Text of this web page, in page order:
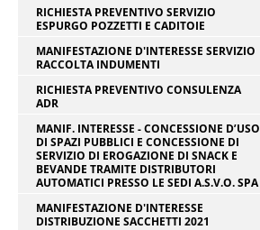
RICHIESTA PREVENTIVO SERVIZIO
ESPURGO POZZETTI E CADITOIE
MANIFESTAZIONE D'INTERESSE SERVIZIO
RACCOLTA INDUMENTI
RICHIESTA PREVENTIVO CONSULENZA
ADR
MANIF. INTERESSE - CONCESSIONE D’USO
DI SPAZI PUBBLICI E CONCESSIONE DI
SERVIZIO DI EROGAZIONE DI SNACK E
BEVANDE TRAMITE DISTRIBUTORI
AUTOMATICI PRESSO LE SEDI A.S.V.O. SPA
MANIFESTAZIONE D'INTERESSE
DISTRIBUZIONE SACCHETTI 2021